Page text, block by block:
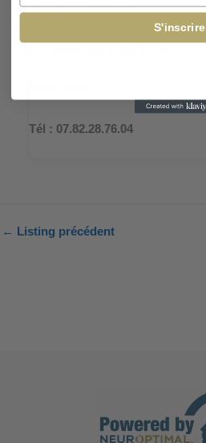
Ibtissame CHAFIKI
Tél : 07.82.28.76.04
← Listing précédent
S'inscrire